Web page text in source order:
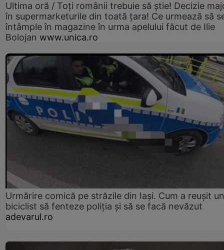
Ultima oră / Toți românii trebuie să știe! Decizie
în supermarketurile din toată țara! Ce urmează să
întâmple în magazine în urma apelului făcut de Ilie
Bolojan www.unica.ro
Urmărire comică pe străzile din Iași. Cum a reușit un
biciclist să fenteze poliția și să se facă nevăzut
adevarul.ro